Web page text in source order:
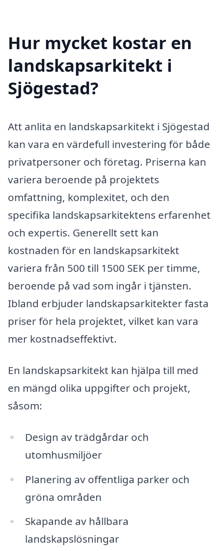
Hur mycket kostar en
landskapsarkitekt i
Sjögestad?
Att anlita en landskapsarkitekt i Sjögestad
kan vara en värdefull investering för både
privatpersoner och företag. Priserna kan
variera beroende på projektets
omfattning, komplexitet, och den
specifika landskapsarkitektens erfarenhet
och expertis. Generellt sett kan
kostnaden för en landskapsarkitekt
variera från 500 till 1500 SEK per timme,
beroende på vad som ingår i tjänsten.
Ibland erbjuder landskapsarkitekter fasta
priser för hela projektet, vilket kan vara
mer kostnadseffektivt.
En landskapsarkitekt kan hjälpa till med
en mängd olika uppgifter och projekt,
såsom:
Design av trädgårdar och
utomhusmiljöer
Planering av offentliga parker och
gröna områden
Skapande av hållbara
landskapslösningar